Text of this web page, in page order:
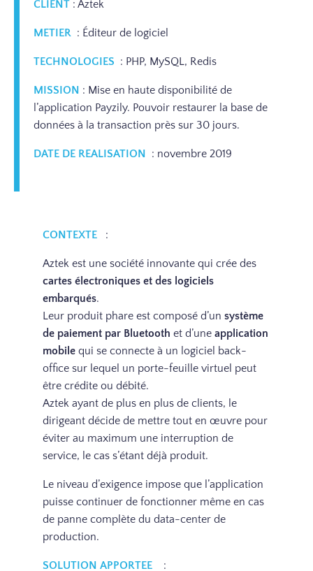
CLIENT : Aztek
METIER : Éditeur de logiciel
TECHNOLOGIES : PHP, MySQL, Redis
MISSION : Mise en haute disponibilité de
l’application Payzily. Pouvoir restaurer la base de
données à la transaction près sur 30 jours.
DATE DE REALISATION : novembre 2019
CONTEXTE :
Aztek est une société innovante qui crée des
cartes électroniques et des logiciels
embarqués.
Leur produit phare est composé d’un système
de paiement par Bluetooth et d’une application
mobilequi se connecte à un logiciel back-
office sur lequel un porte-feuille virtuel peut
être crédite ou débité.
Aztek ayant de plus en plus de clients, le
dirigeant décide de mettre tout en œuvre pour
éviter au maximum une interruption de
service, le cas s’étant déjà produit.
Le niveau d’exigence impose que l’application
puisse continuer de fonctionner même en cas
de panne complète du data-center de
production.
SOLUTION APPORTEE :